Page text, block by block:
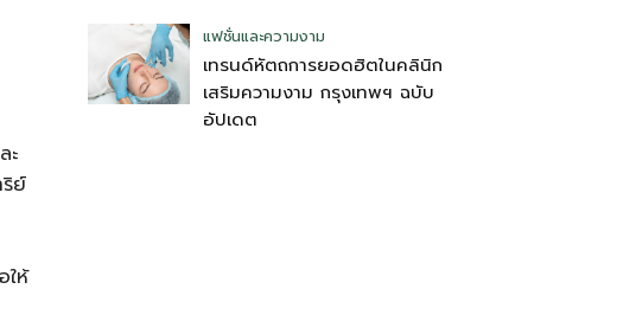
ะ
ย์
ให้
แฟชั่นและความงาม
เทรนด์หัตถการยอดฮิตในคลินิก
เสริมความงาม กรุงเทพฯ ฉบับ
อัปเดต